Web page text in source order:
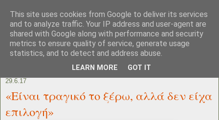
29.6.17
«Είναι τραγικό το ξέρω, αλλά δεν είχα
επιλογή»
This site uses cookies from Google to deliver its services
and to analyze traffic. Your IP address and user-agent are
shared with Google along with performance and security
metrics to ensure quality of service, generate usage
statistics, and to detect and address abuse.
LEARN MORE GOT IT